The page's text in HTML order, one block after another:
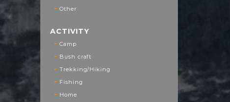
Other
ACTIVITY
Camp
Bush craft
Trekking/Hiking
Fishing
Home